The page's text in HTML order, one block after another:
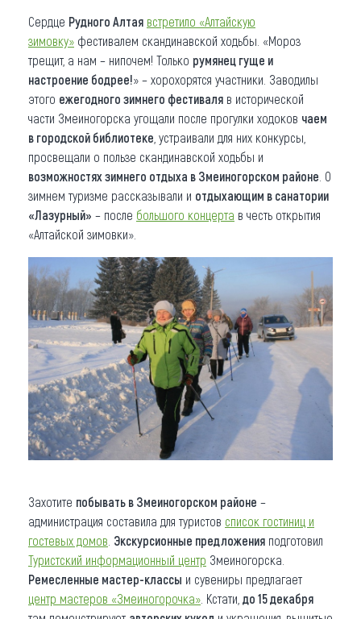
Сердце Рудного Алтая встретило «Алтайскую
зимовку» фестивалем скандинавской ходьбы. «Мороз
трещит, а нам – нипочем! Только румянец гуще и
настроение бодрее!» – хорохорятся участники. Заводилы
этого ежегодного зимнего фестиваля в исторической
части Змеиногорска угощали после прогулки ходоков чаем
в городской библиотеке , устраивали для них конкурсы,
просвещали о пользе скандинавской ходьбы и
возможностях зимнего отдыха в Змеиногорском районе . О
зимнем туризме рассказывали и отдыхающим в санатории
«Лазурный» – после большого концерта в честь открытия
«Алтайской зимовки».
Захотите побывать в Змеиногорском районе –
администрация составила для туристов список гостиниц и
гостевых домов Экскурсионные предложения подготовил
Туристский информационный центр Змеиногорска.
Ремесленные мастер-классы и сувениры предлагает
центр мастеров «Змеиногорочка» . Кстати, до 15 декабря